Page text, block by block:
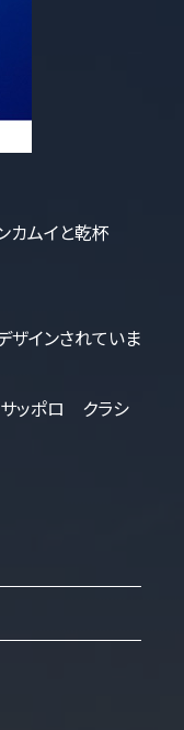
カムイと乾杯
ザインされていま
サッポロ クラシ